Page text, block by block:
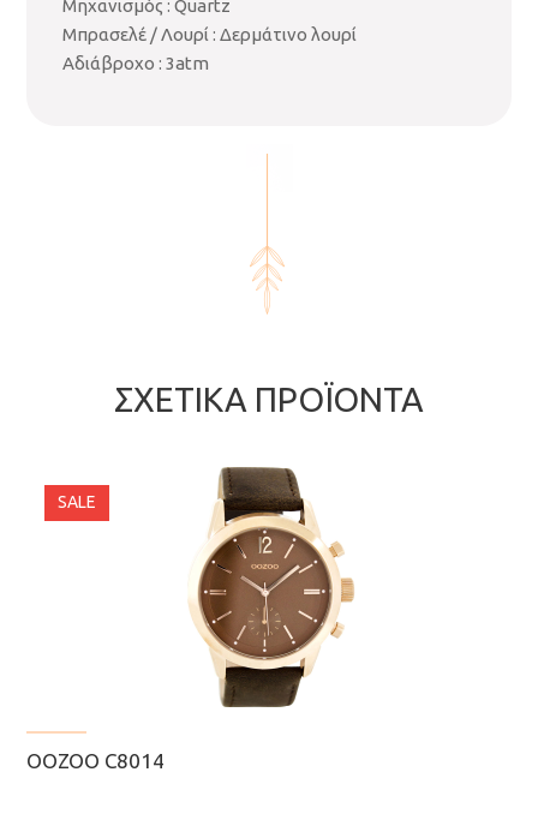
Μηχανισμός : Quartz
Μπρασελέ / Λουρί : Δερμάτινο λουρί
Αδιάβροχο : 3atm
ΣΧΕΤΙΚΆ ΠΡΟΪΌΝΤΑ
SALE
OOZOO C8014